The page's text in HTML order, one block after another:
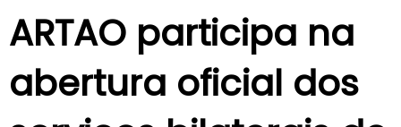
ARTAO participa na
abertura oficial dos